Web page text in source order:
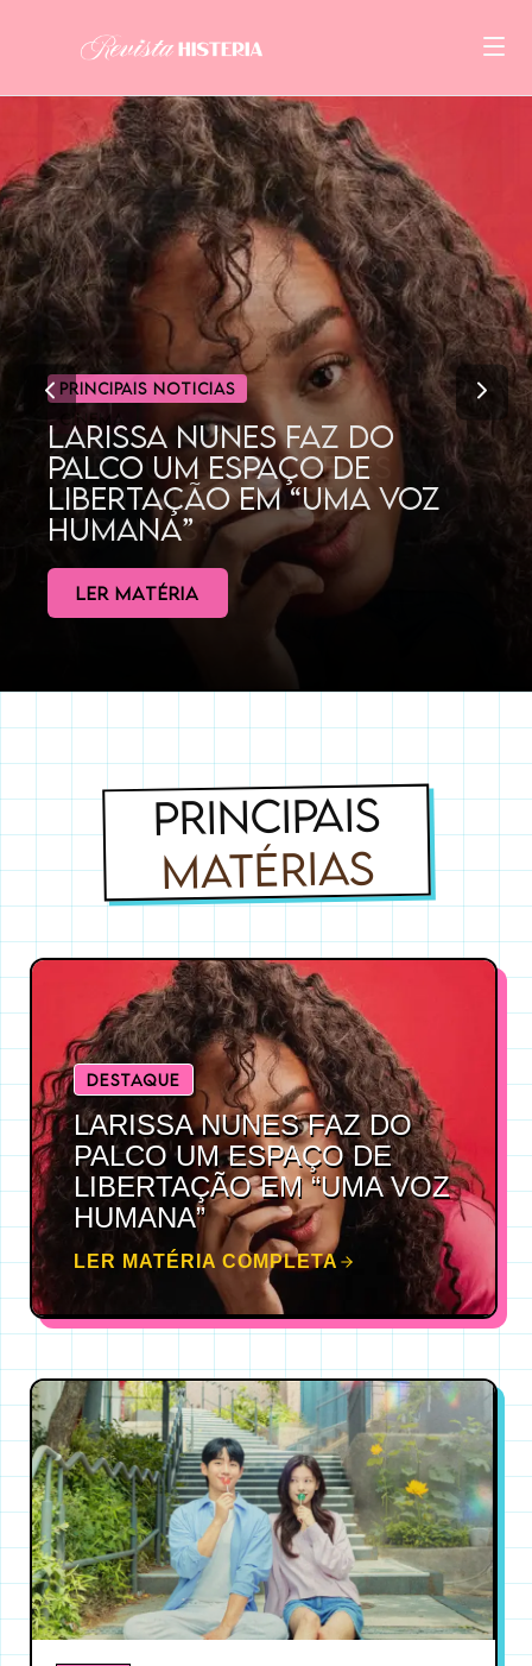
CINEMA
POR QUE AS MULHERES
GOSTAM TANTO DE
DORAMAS?
LER MATÉRIA
PRINCIPAIS
MATÉRIAS
DESTAQUE
LARISSA NUNES FAZ DO
PALCO UM ESPAÇO DE
LIBERTAÇÃO EM “UMA VOZ
HUMANA”
LER MATÉRIA COMPLETA